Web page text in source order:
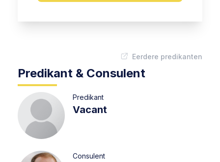
Predikant & Consulent
Eerdere predikanten
Predikant
Vacant
Consulent